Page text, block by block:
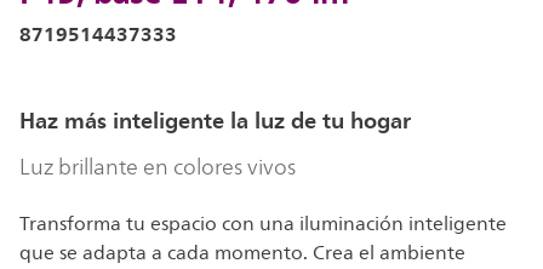
8719514437333
Haz más inteligente la luz de tu hogar
Luz brillante en colores vivos
Transforma tu espacio con una iluminación inteligente
que se adapta a cada momento. Crea el ambiente